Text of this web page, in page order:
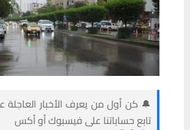
🔔 كن أول من يعرف الأخبار العاجلة
تابع حساباتنا على فيسبوك أو أكس